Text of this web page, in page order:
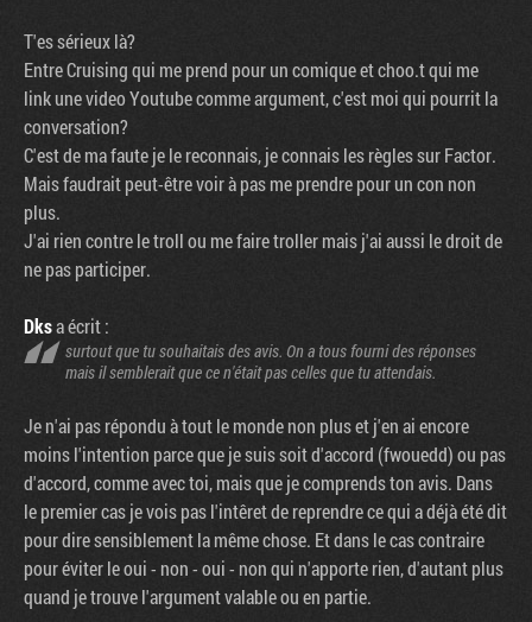
T'es sérieux là?
Entre Cruising qui me prend pour un comique et choo.t qui me
link une video Youtube comme argument, c'est moi qui pourrit la
conversation?
C'est de ma faute je le reconnais, je connais les règles sur Factor.
Mais faudrait peut-être voir à pas me prendre pour un con non
plus.
J'ai rien contre le troll ou me faire troller mais j'ai aussi le droit de
ne pas participer.
Dksa écrit :
surtout que tu souhaitais des avis. On a tous fourni des réponses
mais il semblerait que ce n'était pas celles que tu attendais.
Je n'ai pas répondu à tout le monde non plus et j'en ai encore
moins l'intention parce que je suis soit d'accord (fwouedd) ou pas
d'accord, comme avec toi, mais que je comprends ton avis. Dans
le premier cas je vois pas l'intêret de reprendre ce qui a déjà été dit
pour dire sensiblement la même chose. Et dans le cas contraire
pour éviter le oui - non - oui - non qui n'apporte rien, d'autant plus
quand je trouve l'argument valable ou en partie.
Factornews